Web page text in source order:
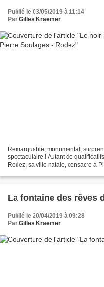
Publié le 03/05/2019 à 11:14
Par Gilles Kraemer
Remarquable, monumental,
spectaculaire ! Autant de
Rodez, sa ville natale, consacre à
La fontaine des rêves
Publié le 20/04/2019 à 09:28
Par Gilles Kraemer